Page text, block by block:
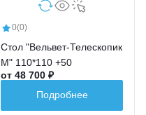
0(0)
Стол "Вельвет-Телескопик
М" 110*110 +50
от 48 700 ₽
Подробнее